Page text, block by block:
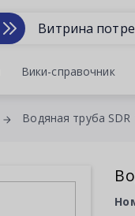
Витрина
Вики-справочник